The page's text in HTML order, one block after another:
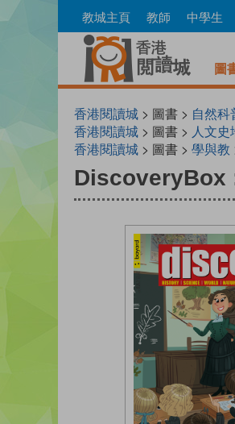
to
教城主頁 教師 中學生
圖
香港閱讀城 > 圖書 > 自然科
香港閱讀城 > 圖書 > 人文史
香港閱讀城 > 圖書 > 學與教
DiscoveryBox